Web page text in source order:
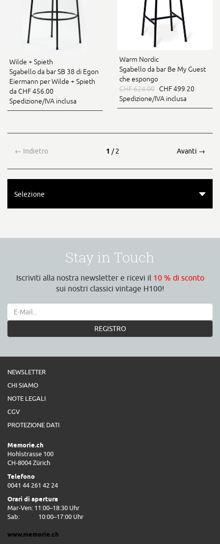
Wilde + Spieth
Sgabello da bar SB 38 di Egon
Eiermann per Wilde + Spieth
da CHF 456.00
Spedizione/IVA inclusa
Warm Nordic
Sgabello da bar Be My Guest
che espongo
CHF 624.00 CHF 499.20
Spedizione/IVA inclusa
← Indietro 1 / 2 Avanti →
Selezione
Stay in Touch
Iscriviti alla nostra newsletter e ricevi il 10 % di sconto
sui nostri classici vintage H100!
REGISTRO
NEWSLETTER
CHI SIAMO
NOTE LEGALI
CGV
PROTEZIONE DATI
Memorie.ch
Hohlstrasse 100
CH-8004 Zürich
Telefono
0041 44 261 42 24
Orari di apertura
Mar-Ven: 11:00–18:30 Uhr
Sab:
10:00–17:00 Uhr
www.memorie.ch